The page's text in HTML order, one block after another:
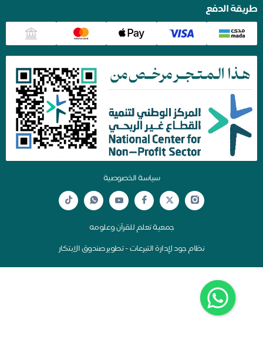
الدفع
سياسة الخصوصية
جمعية تعلم للقرآن وعلومه
نظام جود لإدارة التبرعات - تطوير صندوق الابتكار